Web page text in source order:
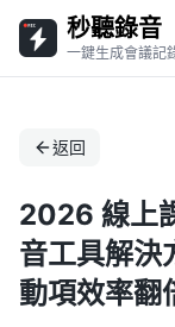
秒聽錄音
一鍵生成會議記
返回
2026 線上
音工具解決
動項效率翻